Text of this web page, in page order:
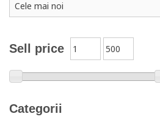
Alexandra Rotariu
Alexandru Creţu
Alexandru Huțanu
Alexandru Lascarov-Moldovanu
Sell price
Categorii